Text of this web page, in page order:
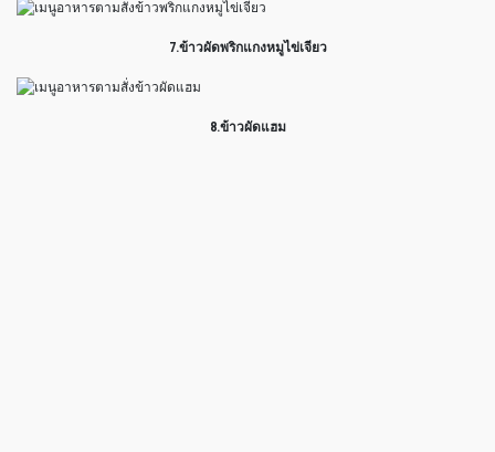
7.ข้าวผัดพริกแกงหมูไข่เจียว
8.ข้าวผัดแฮม